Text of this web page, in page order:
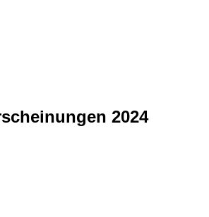
2024